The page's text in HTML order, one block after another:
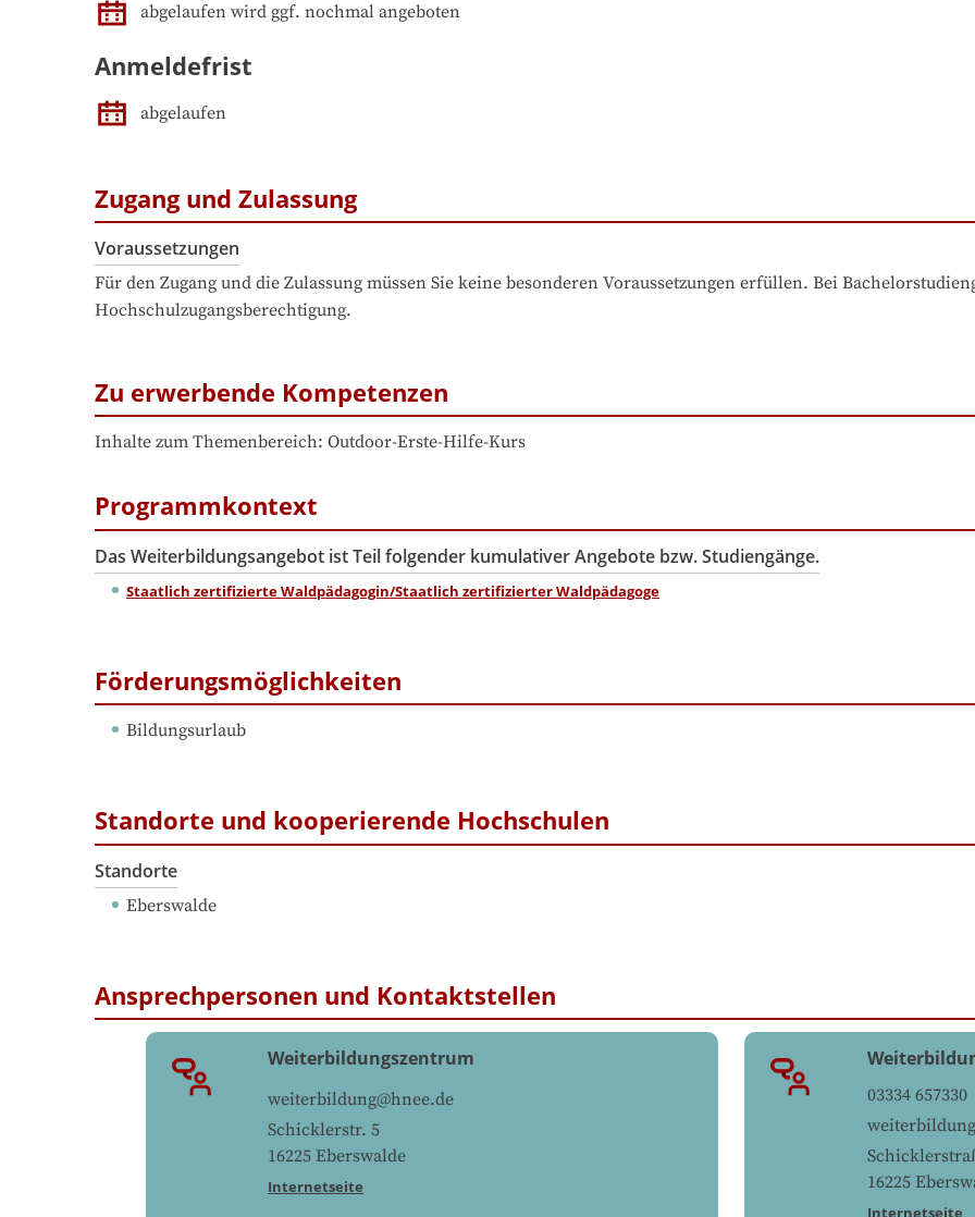
abgelaufen wird ggf. nochmal angeboten
Anmeldefrist
abgelaufen
Zugang und Zulassung
Voraussetzungen
Für den Zugang und die Zulassung müssen Sie keine besonderen Voraussetzungen erfüllen. Bei
Hochschulzugangsberechtigung.
Zu erwerbende Kompetenzen
Inhalte zum Themenbereich: Outdoor-Erste-Hilfe-Kurs
Programmkontext
Das Weiterbildungsangebot ist Teil folgender kumulativer Angebote bzw. Studiengänge.
Staatlich zertifizierte Waldpädagogin/Staatlich zertifizierter Waldpädagoge
Förderungsmöglichkeiten
Bildungsurlaub
Standorte und kooperierende Hochschulen
Standorte
Eberswalde
Ansprechpersonen und Kontaktstellen
Weiterbildungszentrum
weiterbildung@hnee.de
Schicklerstr. 5
16225 Eberswalde
Internetseite
03334 657330
16225
Internetseite